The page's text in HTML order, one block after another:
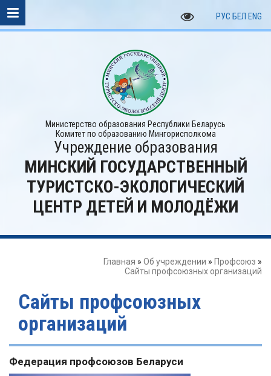
РУС БЕЛ ENG
Министерство образования Республики Беларусь
Комитет по образованию Мингорисполкома
Учреждение образования
МИНСКИЙ ГОСУДАРСТВЕННЫЙ
ТУРИСТСКО-ЭКОЛОГИЧЕСКИЙ
ЦЕНТР ДЕТЕЙ И МОЛОДЁЖИ
Главная » Об учреждении » Профсоюз »
Сайты профсоюзных организаций
Сайты профсоюзных
организаций
Федерация профсоюзов Беларуси